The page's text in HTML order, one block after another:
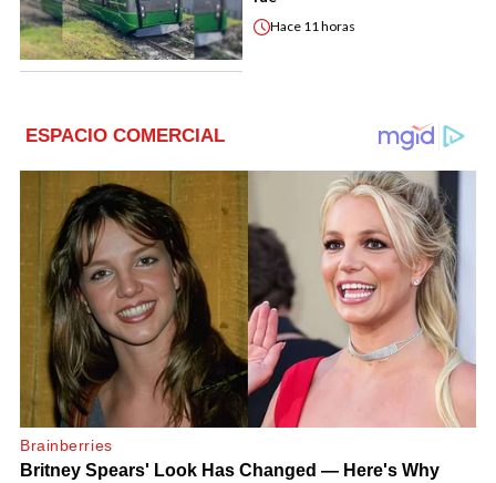
Hace 11 horas